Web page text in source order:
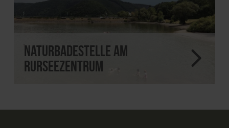
Naturbadestelle am
Rurseezentrum